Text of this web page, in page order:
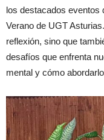
los destacados eventos
Verano de UGT
reflexión, sino que
desafíos que enfrenta
mental y cómo